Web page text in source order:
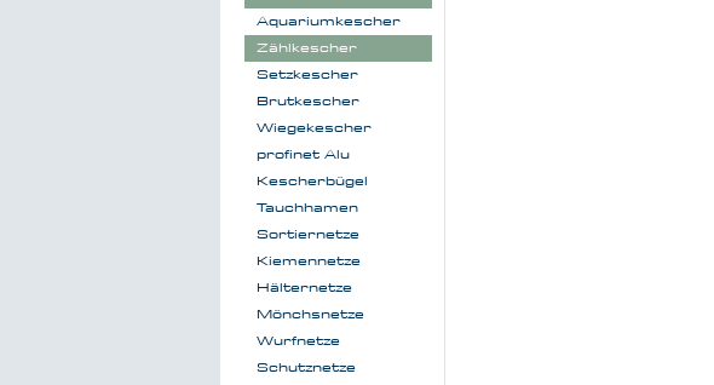
Aquariumkescher
Zählkescher
Setzkescher
Brutkescher
Wiegekescher
profinet Alu
Kescherbügel
Tauchhamen
Sortiernetze
Kiemennetze
Hälternetze
Mönchsnetze
Wurfnetze
Schutznetze